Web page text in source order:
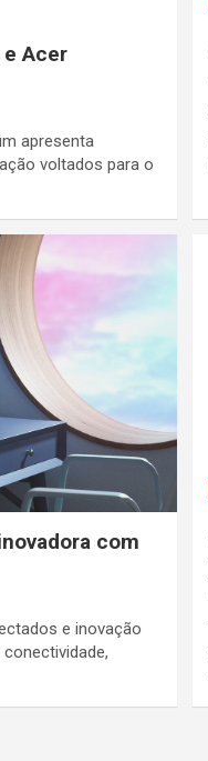
Acer
apresenta
voltados para o
com
e inovação